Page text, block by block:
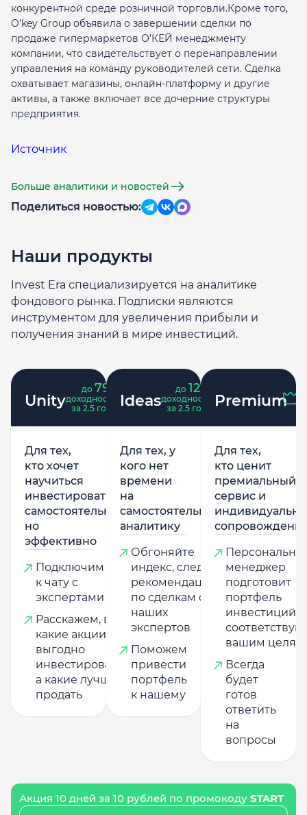
конкурентной среде розничной торговли.Кроме того,
O’key Group объявила о завершении сделки по
продаже гипермаркетов О’КЕЙ менеджменту
компании, что свидетельствует о перенаправлении
управления на команду руководителей сети. Сделка
охватывает магазины, онлайн-платформу и другие
активы, а также включает все дочерние структуры
предприятия.
Источник
Больше аналитики и новостей
Поделиться новостью:
Наши продукты
Invest Era специализируется на аналитике
фондового рынка. Подписки являются
инструментом для увеличения прибыли и
получения знаний в мире инвестиций.
Unity
до 79
доходность
за 2.5 года
Для тех,
кто хочет
научиться
инвестировать
самостоятельно,
но
эффективно
Подключим
к чату с
экспертами
Расскажем, в
какие акции
выгодно
инвестировать,
а какие лучше
продать
Ideas
до 121
доходность
за 2.5 года
Для тех, у
кого нет
времени
на
самостоятельную
аналитику
Обгоняйте
индекс, следуя
рекомендациям
по сделкам от
наших
экспертов
Поможем
привести
портфель
к нашему
Premium
Для тех,
кто ценит
премиальный
сервис и
менеджер
подготовит
портфель
инвестиций,
вашим целям
Всегда
будет
готов
ответить
на
вопросы
Акция 10 дней за 10 рублей по промокоду START